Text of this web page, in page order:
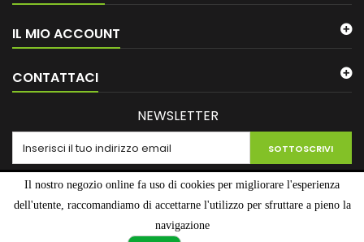
Il nostro negozio online fa uso di cookies per migliorare l'esperienza
dell'utente, raccomandiamo di accettarne l'utilizzo per sfruttare a pieno la
navigazione
IL MIO ACCOUNT
CONTATTACI
NEWSLETTER
SOTTOSCRIVI